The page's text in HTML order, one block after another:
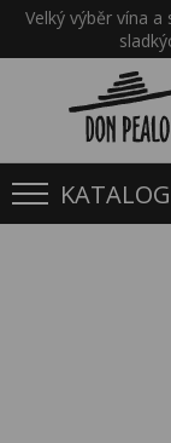
Velký výběr vína
KATALOG